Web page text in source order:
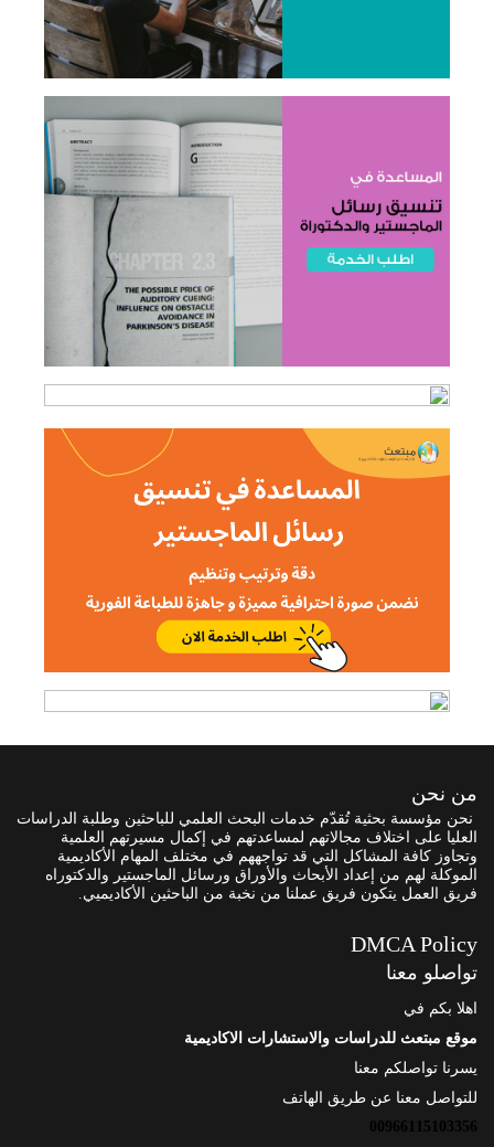
من نحن
نحن مؤسسة بحثية تُقدّم خدمات البحث العلمي للباحثين وطلبة الدراسات
العليا على اختلاف مجالاتهم لمساعدتهم في إكمال مسيرتهم العلمية
وتجاوز كافة المشاكل التي قد تواجههم في مختلف المهام الأكاديمية
الموكلة لهم من إعداد الأبحاث والأوراق ورسائل الماجستير والدكتوراه
فريق العمل يتكون فريق عملنا من نخبة من الباحثين الأكاديميي.
DMCA Policy
تواصلو معنا
اهلا بكم في
موقع مبتعث للدراسات والاستشارات الاكاديمية
يسرنا تواصلكم معنا
للتواصل معنا عن طريق الهاتف
00966115103356